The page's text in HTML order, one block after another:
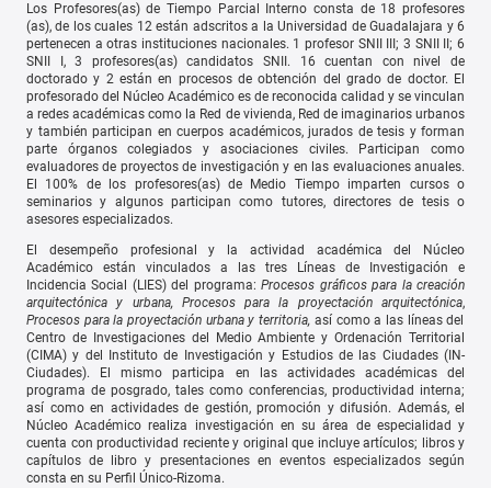
Los Profesores(as) de Tiempo Parcial Interno consta de 18 profesores
(as), de los cuales 12 están adscritos a la Universidad de Guadalajara y 6
pertenecen a otras instituciones nacionales. 1 profesor SNII III; 3 SNII II; 6
SNII I, 3 profesores(as) candidatos SNII. 16 cuentan con nivel de
doctorado y 2 están en procesos de obtención del grado de doctor. El
profesorado del Núcleo Académico es de reconocida calidad y se vinculan
a redes académicas como la Red de vivienda, Red de imaginarios urbanos
y también participan en cuerpos académicos, jurados de tesis y forman
parte órganos colegiados y asociaciones civiles. Participan como
evaluadores de proyectos de investigación y en las evaluaciones anuales.
El 100% de los profesores(as) de Medio Tiempo imparten cursos o
seminarios y algunos participan como tutores, directores de tesis o
asesores especializados.
El desempeño profesional y la actividad académica del Núcleo
Académico están vinculados a las tres Líneas de Investigación e
Incidencia Social (LIES) del programa:Procesos gráficos para la creación
arquitectónica y urbana, Procesos para la proyectación arquitectónica,
Procesos para la proyectación urbana y territoria, así como a las líneas del
Centro de Investigaciones del Medio Ambiente y Ordenación Territorial
(CIMA) y del Instituto de Investigación y Estudios de las Ciudades (IN-
Ciudades). El mismo participa en las actividades académicas del
programa de posgrado, tales como conferencias, productividad interna;
así como en actividades de gestión, promoción y difusión. Además, el
Núcleo Académico realiza investigación en su área de especialidad y
cuenta con productividad reciente y original que incluye artículos; libros y
capítulos de libro y presentaciones en eventos especializados según
consta en su Perfil Único-Rizoma.